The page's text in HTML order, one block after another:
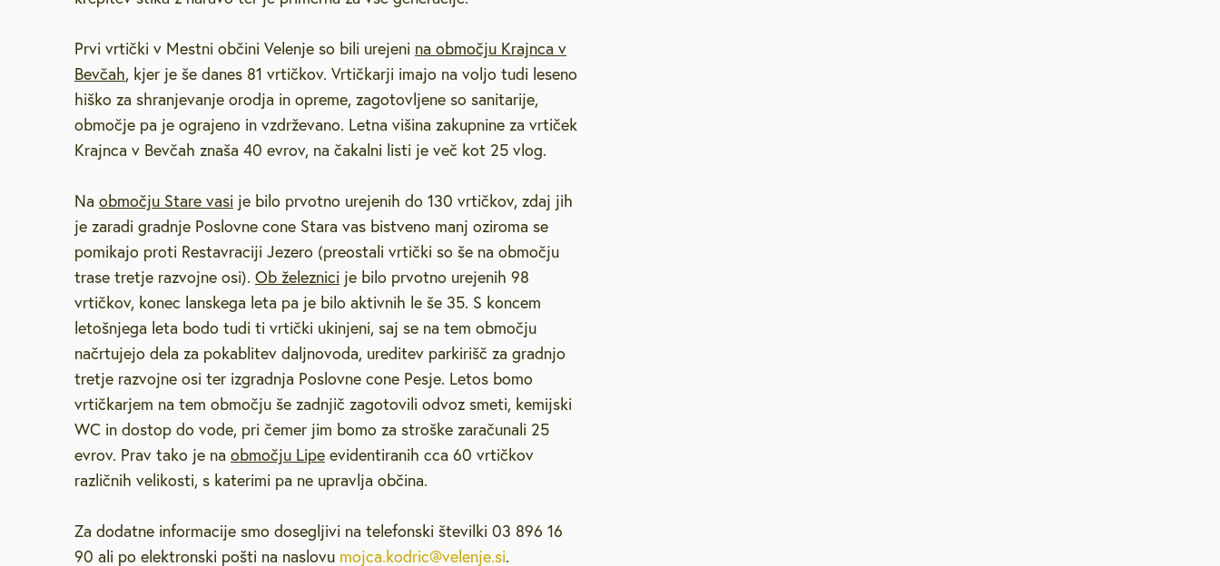
Prvi vrtički v Mestni občini Velenje so bili urejeni na območju Krajnca v
Bevčah, kjer je še danes 81 vrtičkov. Vrtičkarji imajo na voljo tudi leseno
hiško za shranjevanje orodja in opreme, zagotovljene so sanitarije,
območje pa je ograjeno in vzdrževano. Letna višina zakupnine za vrtiček
Krajnca v Bevčah znaša 40 evrov, na čakalni listi je več kot 25 vlog.
Na območju Stare vasi je bilo prvotno urejenih do 130 vrtičkov, zdaj jih
je zaradi gradnje Poslovne cone Stara vas bistveno manj oziroma se
pomikajo proti Restavraciji Jezero (preostali vrtički so še na območju
trase tretje razvojne osi). Ob železnici je bilo prvotno urejenih 98
vrtičkov, konec lanskega leta pa je bilo aktivnih le še 35. S koncem
letošnjega leta bodo tudi ti vrtički ukinjeni, saj se na tem območju
načrtujejo dela za pokablitev daljnovoda, ureditev parkirišč za gradnjo
tretje razvojne osi ter izgradnja Poslovne cone Pesje. Letos bomo
vrtičkarjem na tem območju še zadnjič zagotovili odvoz smeti, kemijski
WC in dostop do vode, pri čemer jim bomo za stroške zaračunali 25
evrov. Prav tako je na območju Lipe evidentiranih cca 60 vrtičkov
različnih velikosti, s katerimi pa ne upravlja občina.
Za dodatne informacije smo dosegljivi na telefonski številki 03 896 16
90 ali po elektronski pošti na naslovu mojca.kodric@velenje.si.